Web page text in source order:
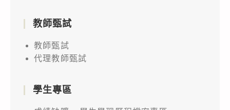
教師甄試
教師甄試
代理教師甄試
學生專區